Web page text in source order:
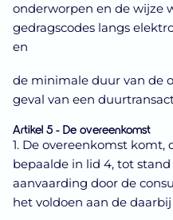
onderworpen en de wijze
gedragscodes langs
en
de minimale duur van de
geval van een
Artikel 5 - De overeenkomst
1. De overeenkomst
bepaalde in lid 4, tot
aanvaarding door de
het voldoen aan de